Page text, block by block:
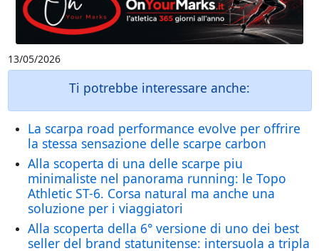
13/05/2026
Ti potrebbe interessare anche:
La scarpa road performance evolve per offrire
la stessa sensazione delle scarpe carbon
Alla scoperta di una delle scarpe piu
minimaliste nel panorama running: le Topo
Athletic ST-6. Corsa natural ma anche una
soluzione per i viaggiatori
Alla scoperta della 6° versione di uno dei best
seller del brand statunitense: intersuola a tripla